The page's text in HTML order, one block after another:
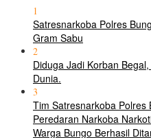
1
Satresnarkoba Polres
Gram Sabu
2
Diduga Jadi Korban
Dunia.
3
Tim Satresnarkoba Polres
Peredaran Narkoba
Warga Bungo Berhasil